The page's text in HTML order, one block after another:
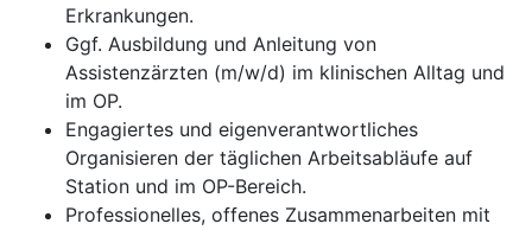
Erkrankungen.
Ggf. Ausbildung und Anleitung von
Assistenzärzten (m/w/d) im klinischen Alltag und
im OP.
Engagiertes und eigenverantwortliches
Organisieren der täglichen Arbeitsabläufe auf
Station und im OP-Bereich.
Professionelles, offenes Zusammenarbeiten mit